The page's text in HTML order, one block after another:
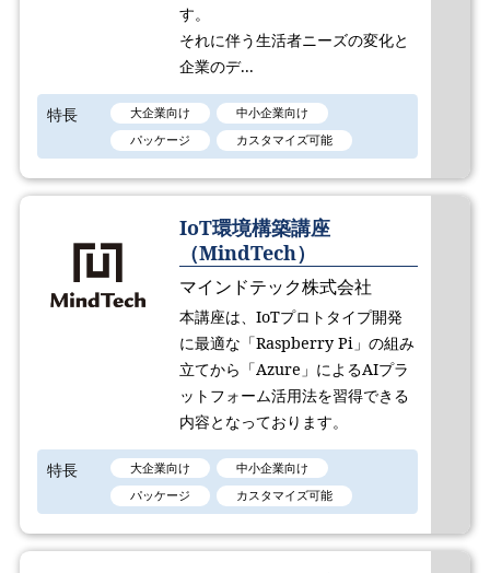
す。
それに伴う生活者ニーズの変化と
企業のデ...
特長 大企業向け
中小企業向け
パッケージ
カスタマイズ可能
IoT環境構築講座
（MindTech）
マインドテック株式会社
本講座は、IoTプロトタイプ開発
に最適な「Raspberry Pi」の組み
立てから「Azure」によるAIプラ
ットフォーム活用法を習得できる
内容となっております。
特長 大企業向け
中小企業向け
パッケージ
カスタマイズ可能